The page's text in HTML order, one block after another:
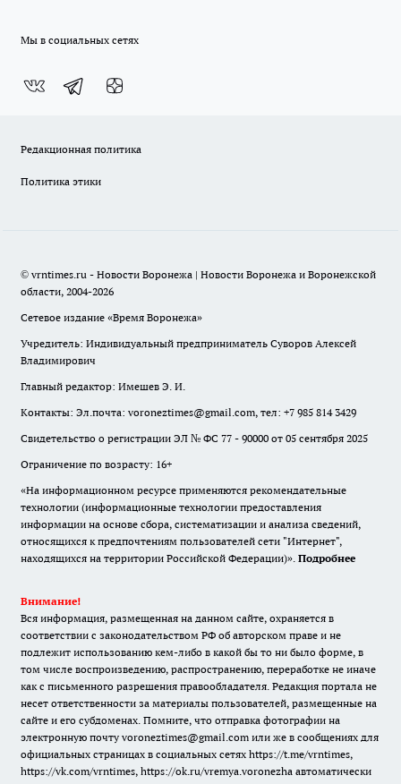
Мы в социальных сетях
Редакционная политика
Политика этики
© vrntimes.ru - Новости Воронежа | Новости Воронежа и Воронежской
области, 2004-2026
Сетевое издание «Время Воронежа»
Учредитель: Индивидуальный предприниматель Суворов Алексей
Владимирович
Главный редактор: Имешев Э. И.
Контакты: Эл.почта: voroneztimes@gmail.com, тел: +7 985 814 3429
Свидетельство о регистрации ЭЛ № ФС 77 - 90000 от 05 сентября 2025
Ограничение по возрасту: 16+
«На информационном ресурсе применяются рекомендательные
технологии (информационные технологии предоставления
информации на основе сбора, систематизации и анализа сведений,
относящихся к предпочтениям пользователей сети "Интернет",
находящихся на территории Российской Федерации)». Подробнее
Внимание!
Вся информация, размещенная на данном сайте, охраняется в
соответствии с законодательством РФ об авторском праве и не
подлежит использованию кем-либо в какой бы то ни было форме, в
том числе воспроизведению, распространению, переработке не иначе
как с письменного разрешения правообладателя. Редакция портала не
несет ответственности за материалы пользователей, размещенные на
сайте и его субдоменах. Помните, что отправка фотографии на
электронную почту voroneztimes@gmail.com или же в сообщениях для
официальных страницах в социальных сетях https://t.me/vrntimes,
https://vk.com/vrntimes, https://ok.ru/vremya.voronezha автоматически